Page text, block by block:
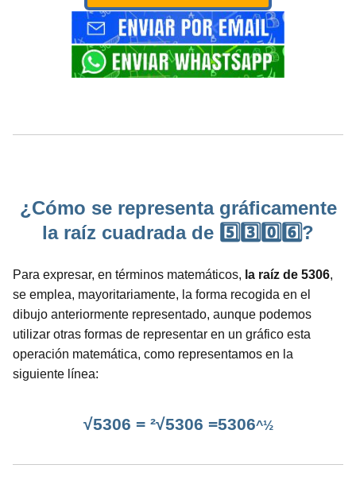
¿Cómo se representa gráficamente
la raíz cuadrada de 5️⃣3️⃣0️⃣6️⃣?
Para expresar, en términos matemáticos, la raíz de 5306,
se emplea, mayoritariamente, la forma recogida en el
dibujo anteriormente representado, aunque podemos
utilizar otras formas de representar en un gráfico esta
operación matemática, como representamos en la
siguiente línea:
√5306 = ²√5306 =5306^½